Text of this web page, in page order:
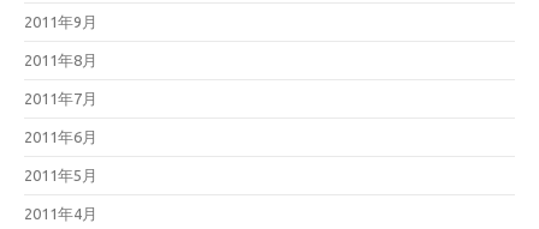
2011年9月
2011年8月
2011年7月
2011年6月
2011年5月
2011年4月